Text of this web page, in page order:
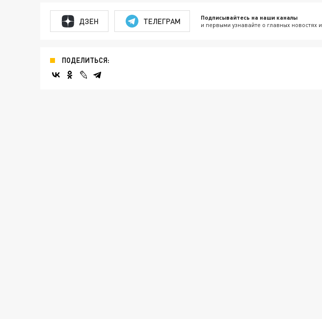
ДЗЕН ТЕЛЕГРАМ Подписывайтесь на наши каналы
и первыми узнавайте о главных новостях
ПОДЕЛИТЬСЯ: